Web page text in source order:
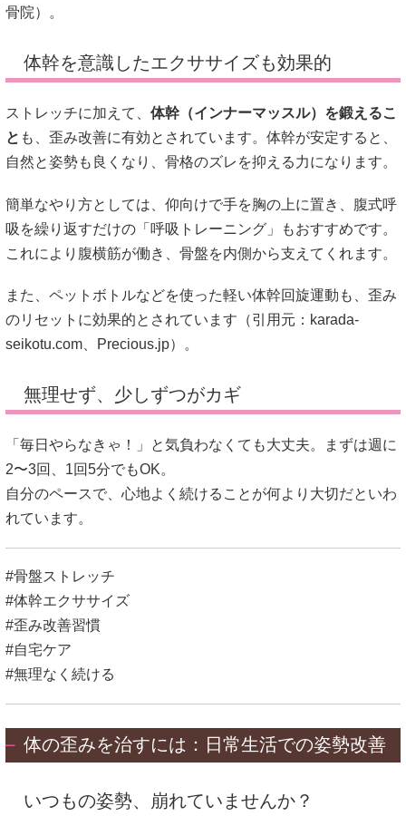
骨院）。
体幹を意識したエクササイズも効果的
ストレッチに加えて、 体幹（インナーマッスル）を鍛えるこ
と も、歪み改善に有効とされています。体幹が安定すると、
自然と姿勢も良くなり、骨格のズレを抑える力になります。
簡単なやり方としては、仰向けで手を胸の上に置き、腹式呼
吸を繰り返すだけの「呼吸トレーニング」もおすすめです。
これにより腹横筋が働き、骨盤を内側から支えてくれます。
また、ペットボトルなどを使った軽い体幹回旋運動も、歪み
のリセットに効果的とされています（引用元： karada-
seikotu.com
Precious.jp）。
無理せず、少しずつがカギ
「毎日やらなきゃ！」と気負わなくても大丈夫。まずは週に
2〜3回、1回5分でもOK。
自分のペースで、心地よく続けることが何より大切だといわ
れています。
#骨盤ストレッチ
#体幹エクササイズ
#歪み改善習慣
#自宅ケア
#無理なく続ける
体の歪みを治すには：日常生活での姿勢改善
いつもの姿勢、崩れていませんか？